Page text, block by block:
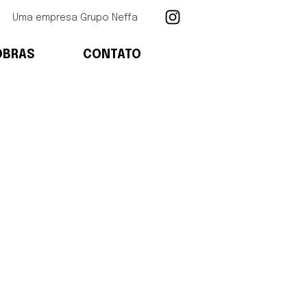
Uma empresa Grupo Neffa
CONTATO